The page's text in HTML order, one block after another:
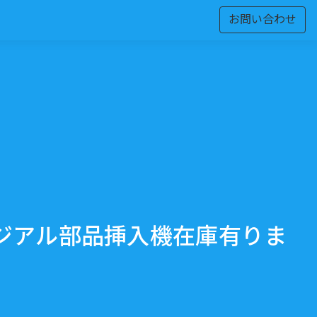
お問い合わせ
ル部品挿入機在庫有りま